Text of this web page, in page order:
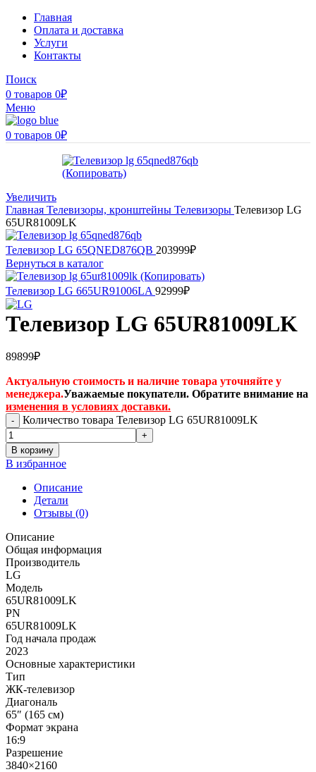
Главная
Оплата и доставка
Услуги
Контакты
Поиск
0 товаров 0₽
Меню
0 товаров 0₽
Увеличить
Главная Телевизоры, кронштейны Телевизоры Телевизор LG
65UR81009LK
Телевизор LG 65QNED876QB 203999₽
Вернуться в каталог
Телевизор LG 665UR91006LA 92999₽
Телевизор LG 65UR81009LK
89899₽
Актуальную стоимость и наличие товара уточняйте у
менеджера.Уважаемые покупатели. Обратите внимание на
изменения в условиях доставки.
Количество товара Телевизор LG 65UR81009LK
В корзину
В избранное
Описание
Детали
Отзывы (0)
Описание
Общая информация
Производитель
LG
Модель
65UR81009LK
PN
65UR81009LK
Год начала продаж
2023
Основные характеристики
Тип
ЖК-телевизор
Диагональ
65″ (165 см)
Формат экрана
16:9
Разрешение
3840×2160